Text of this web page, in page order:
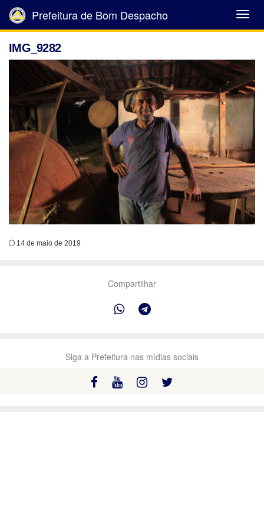
Abrir
Menu
Prefeitura de Bom Despacho
IMG_9282
14 de maio de 2019
Compartilhar
Siga a Prefeitura nas mídias sociais